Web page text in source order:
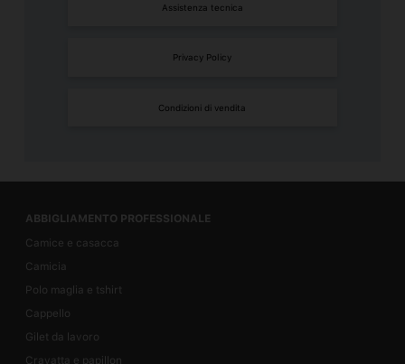
Assistenza tecnica
Privacy Policy
Condizioni di vendita
ABBIGLIAMENTO PROFESSIONALE
Camice e casacca
Camicia
Polo maglia e tshirt
Cappello
Gilet da lavoro
Cravatta e papillon